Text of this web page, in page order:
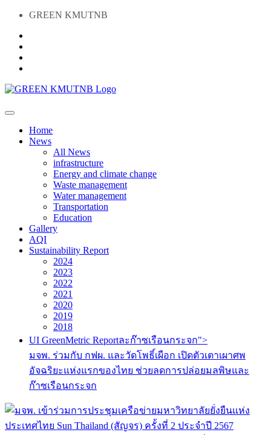
GREEN KMUTNB
Home
News
All News
infrastructure
Energy and climate change
Waste management
Water management
Transportation
Education
Gallery
AQI
Sustainability Report
2024
2023
2022
2021
2020
2019
2018
UI GreenMetric Reportละก๊าซเรือนกระจก">
มจพ. ร่วมกับ กฟผ. และวัดโพธิ์เผือก เปิดตัวเตาเผาศพ
อัจฉริยะแห่งแรกของไทย ช่วยลดการปล่อยมลพิษและ
ก๊าซเรือนกระจก